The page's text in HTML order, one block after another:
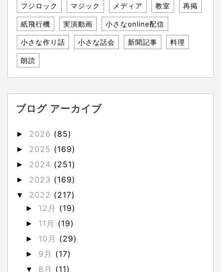
フジロック マジック メディア 教室 再掲
紙飛行機 実演動画 小さなonline配信
小さな作り話 小さな話会 新聞記事 料理
朗読
ブログ アーカイブ
► 2026 (85)
► 2025 (169)
► 2024 (251)
► 2023 (169)
▼ 2022 (217)
► 12月 (19)
► 11月 (19)
► 10月 (29)
► 9月 (17)
▼ 8月 (11)